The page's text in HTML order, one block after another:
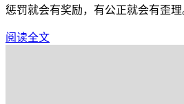
惩罚就会有奖励，有公正就会有歪
阅读全文